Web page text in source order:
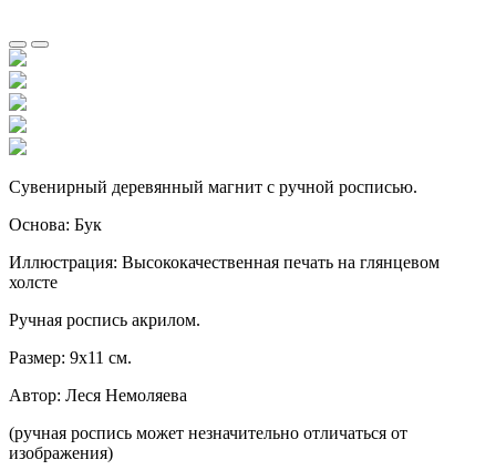
Сувенирный деревянный магнит с ручной росписью.
Основа: Бук
Иллюстрация: Высококачественная печать на глянцевом
холсте
Ручная роспись акрилом.
Размер: 9х11 см.
Автор: Леся Немоляева
(ручная роспись может незначительно отличаться от
изображения)